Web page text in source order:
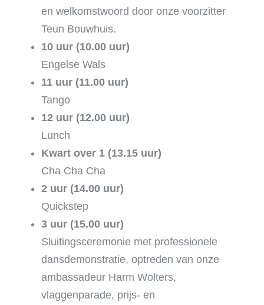
en welkomstwoord door onze voorzitter
Teun Bouwhuis.
10 uur (10.00 uur)
Engelse Wals
11 uur (11.00 uur)
Tango
12 uur (12.00 uur)
Lunch
Kwart over 1 (13.15 uur)
Cha Cha Cha
2 uur (14.00 uur)
Quickstep
3 uur (15.00 uur)
Sluitingsceremonie met professionele
dansdemonstratie, optreden van onze
ambassadeur Harm Wolters,
vlaggenparade, prijs- en